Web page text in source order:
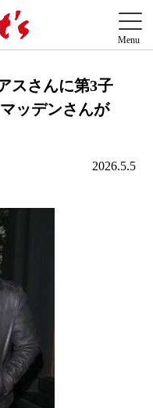
スさんに第3子
ッデンさんが
2026.5.5